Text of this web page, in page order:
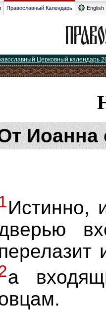
Православный Календарь English
Церковный календарь
Иоанна
Истинно,
а